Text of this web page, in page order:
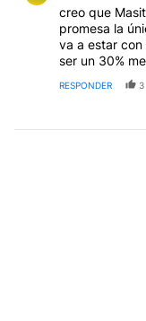
creo que
promesa la
va a estar
ser un 30%
RESPONDER 3